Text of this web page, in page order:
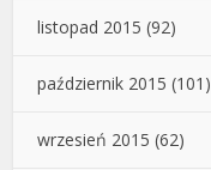
listopad 2015 (92)
październik 2015 (101)
wrzesień 2015 (62)